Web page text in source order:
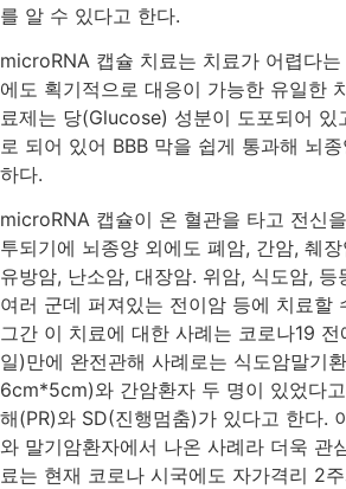
를 알 수 있다고 한다.
microRNA 캡슐 치료는 치료가 어렵다
에도 획기적으로 대응이 가능한 유일한
료제는 당(Glucose) 성분이 도포되어
로 되어 있어 BBB 막을 쉽게 통과해 뇌
하다.
microRNA 캡슐이 온 혈관을 타고 전신
투되기에 뇌종양 외에도 폐암, 간암, 췌
유방암, 난소암, 대장암. 위암, 식도암,
여러 군데 퍼져있는 전이암 등에 치료할
그간 이 치료에 대한 사례는 코로나19 전
일)만에 완전관해 사례로는 식도암말기
6cm*5cm)와 간암환자 두 명이 있었다
해(PR)와 SD(진행멈춤)가 있다고 한다.
와 말기암환자에서 나온 사례라 더욱 관
료는 현재 코로나 시국에도 자가격리 2